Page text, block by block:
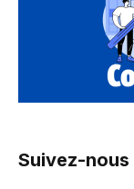
Suivez-nous